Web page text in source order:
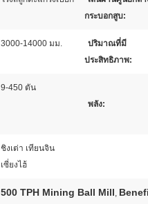
กระบอกสูบ:
3000-14000 มม.
ปริมาณที่มี
ประสิทธิภาพ:
9-450 ตัน
พลัง:
ชิงเต่า เทียนจิน
เซี่ยงไฮ้
500 TPH Mining Ball Mill,